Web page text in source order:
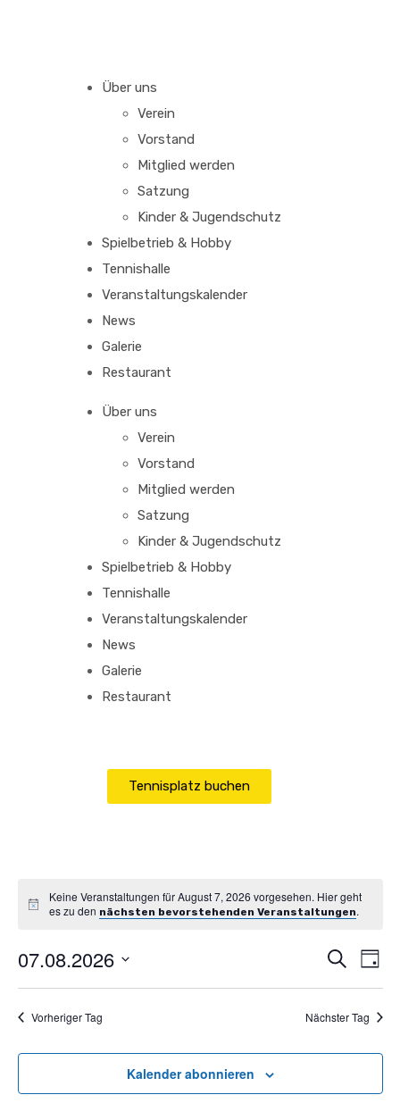
Über uns
Verein
Vorstand
Mitglied werden
Satzung
Kinder & Jugendschutz
Spielbetrieb & Hobby
Tennishalle
Veranstaltungskalender
News
Galerie
Restaurant
Über uns
Verein
Vorstand
Mitglied werden
Satzung
Kinder & Jugendschutz
Spielbetrieb & Hobby
Tennishalle
Veranstaltungskalender
News
Galerie
Restaurant
Tennisplatz buchen
Keine Veranstaltungen für August 7, 2026 vorgesehen. Hier geht
es zu den nächsten bevorstehenden Veranstaltungen.
und
Suche
Tag
07.08.2026
Datum
wählen.
Vorheriger Tag Nächster Tag
Kalender abonnieren